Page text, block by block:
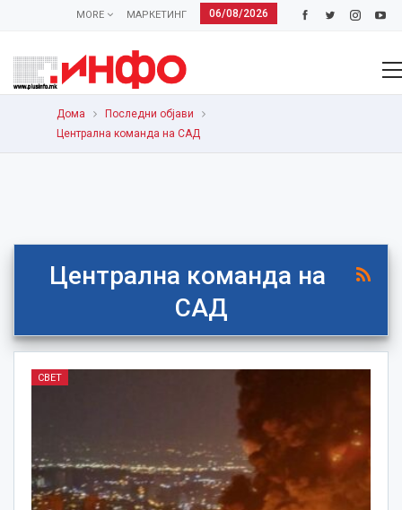
06/08/2026
МАРКЕТИНГ
MORE
Дома
Последни објави
Централна команда на САД
Централна команда на
САД
СВЕТ